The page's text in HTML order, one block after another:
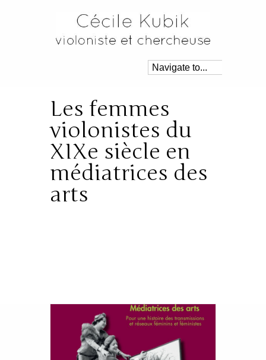
Les femmes
violonistes du
XIXe siècle en
médiatrices des
arts